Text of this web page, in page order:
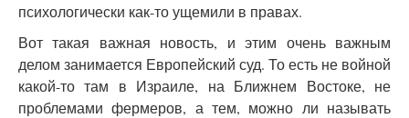
психологически как-то ущемили в правах.
Вот такая важная новость, и этим очень важным
делом занимается Европейский суд. То есть не войной
какой-то там в Израиле, на Ближнем Востоке, не
проблемами фермеров, а тем, можно ли называть